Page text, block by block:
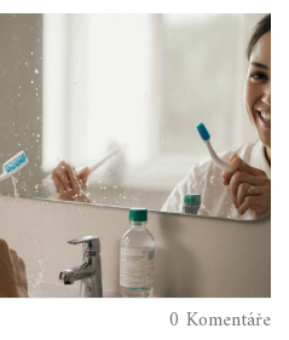
0 Komentáře